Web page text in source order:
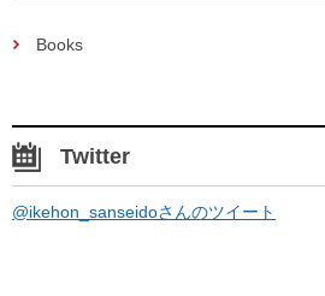
Books
Twitter
@ikehon_sanseidoさんのツイート